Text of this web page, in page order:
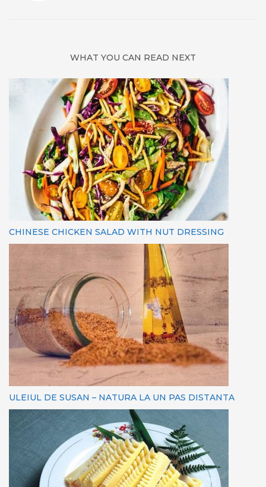
WHAT YOU CAN READ NEXT
CHINESE CHICKEN SALAD WITH NUT DRESSING
ULEIUL DE SUSAN – NATURA LA UN PAS DISTANTA